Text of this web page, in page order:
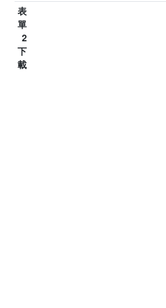
表
單
2
下
載